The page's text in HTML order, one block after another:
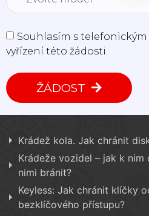
Souhlasím s
vyřízení této žádosti.
ŽÁDOST
Krádež kola. Jak chránit
Krádeže vozidel – jak k
nimi bránit?
Keyless: Jak chránit klíčky
bezklíčového přístupu?